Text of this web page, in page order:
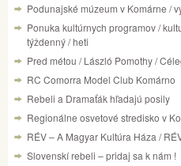
Podunajské múzeum v Komárne /
Ponuka kultúrnych programov /
týždenný / heti
Pred métou / László Pomothy /
RC Comorra Model Club Komárno
Rebeli a Dramaťák hľadajú posily
Regionálne osvetové stredisko v
RÉV – A Magyar Kultúra Háza /
Slovenskí rebeli – pridaj sa k nám !